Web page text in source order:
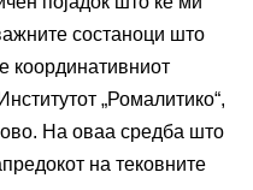
состаноци што
координативниот
„Ромалитико“,
На оваа средба што
на тековните